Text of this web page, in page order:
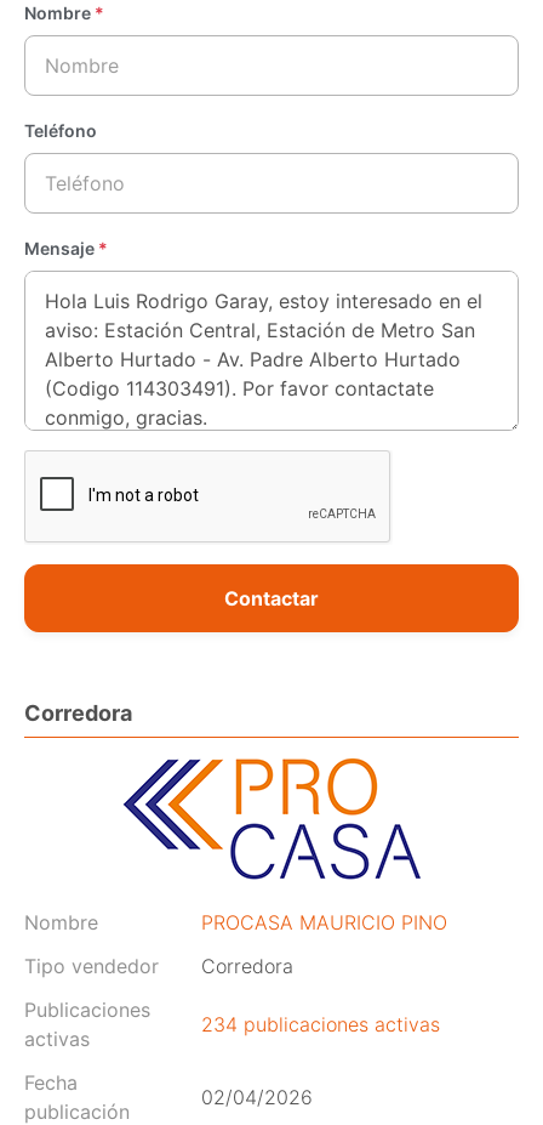
Nombre *
Teléfono
Mensaje *
Contactar
Corredora
Nombre
PROCASA MAURICIO PINO
Tipo vendedor
Corredora
Publicaciones
activas
234 publicaciones activas
Fecha
publicación
02/04/2026